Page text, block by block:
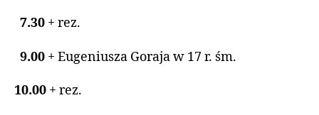
7.30 + rez.
9.00 + Eugeniusza Goraja w 17 r. śm.
10.00 + rez.